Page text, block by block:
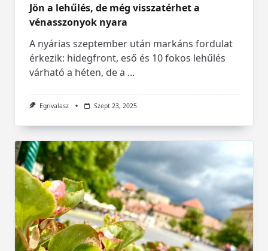
Jön a lehűlés, de még visszatérhet a
vénasszonyok nyara
A nyárias szeptember után markáns fordulat
érkezik: hidegfront, eső és 10 fokos lehűlés
várható a héten, de a ...
Egrivalasz Szept 23, 2025